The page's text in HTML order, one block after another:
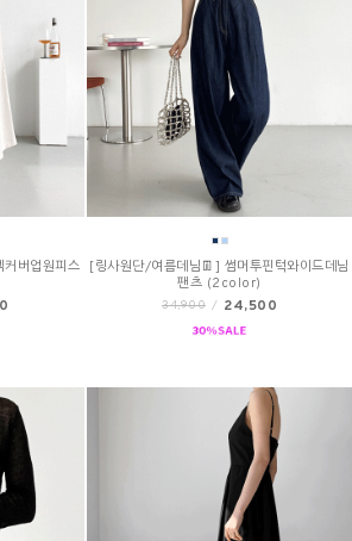
버업원피스
[링사원단/여름데님👖] 썸머투핀턱와이드데님
팬츠 (2color)
34,900 / 24,500